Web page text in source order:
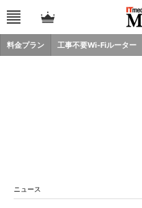
料金プラン 工事不要Wi-Fiルーター
ニュース